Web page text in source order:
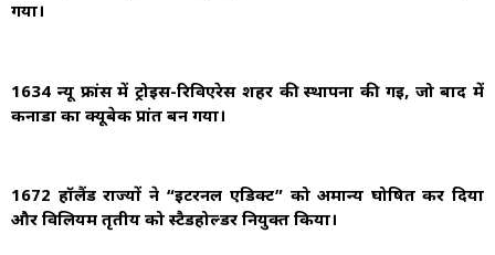
गया।
1634 न्यू फ्रांस में ट्रोइस-रिविएरेस शहर की स्थापना की गई, जो बाद में
कनाडा का क्यूबेक प्रांत बन गया।
1672 हॉलैंड राज्यों ने “इटरनल एडिक्ट” को अमान्य घोषित कर दिया
और विलियम तृतीय को स्टैडहोल्डर नियुक्त किया।